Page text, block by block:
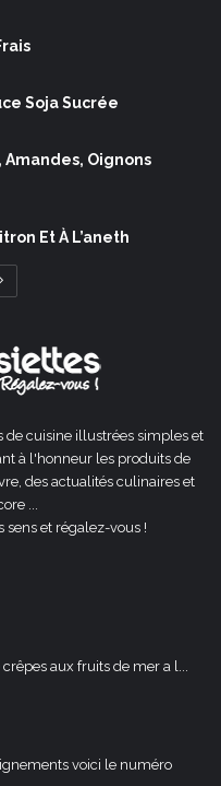
Soja Sucrée
Amandes, Oignons
Et À L’aneth
Page
de cuisine illustrées simples et
à l'honneur les produits de
des actualités culinaires et
...
sens et régalez-vous !
aux fruits de mer a l...
voici le numéro